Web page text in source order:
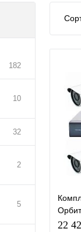
182
10
32
2
5
22